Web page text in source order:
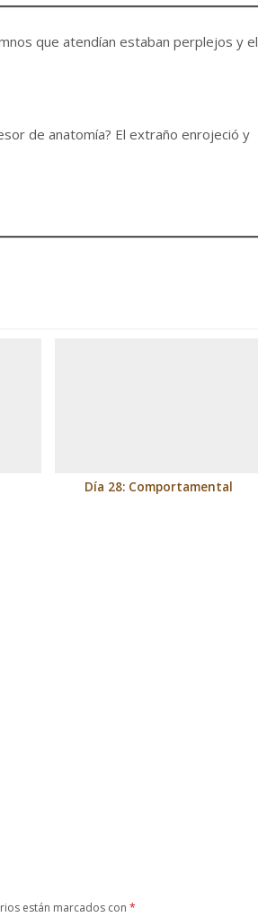
que atendían estaban perplejos y el
de anatomía? El extraño enrojeció y
Día 28: Comportamental
están marcados con*